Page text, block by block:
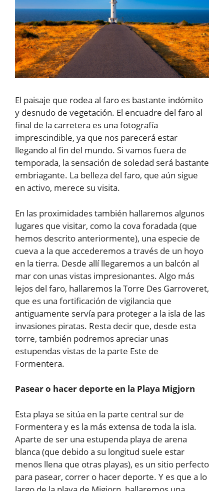
El paisaje que rodea al faro es bastante indómito
y desnudo de vegetación. El encuadre del faro al
final de la carretera es una fotografía
imprescindible, ya que nos parecerá estar
llegando al fin del mundo. Si vamos fuera de
temporada, la sensación de soledad será bastante
embriagante. La belleza del faro, que aún sigue
en activo, merece su visita.
En las proximidades también hallaremos algunos
lugares que visitar, como la cova foradada (que
hemos descrito anteriormente), una especie de
cueva a la que accederemos a través de un hoyo
en la tierra. Desde allí llegaremos a un balcón al
mar con unas vistas impresionantes. Algo más
lejos del faro, hallaremos la Torre Des Garroveret,
que es una fortificación de vigilancia que
antiguamente servía para proteger a la isla de las
invasiones piratas. Resta decir que, desde esta
torre, también podremos apreciar unas
estupendas vistas de la parte Este de
Formentera.
Pasear o hacer deporte en la Playa Migjorn
Esta playa se sitúa en la parte central sur de
Formentera y es la más extensa de toda la isla.
Aparte de ser una estupenda playa de arena
blanca (que debido a su longitud suele estar
menos llena que otras playas), es un sitio perfecto
para pasear, correr o hacer deporte. Y es que a lo